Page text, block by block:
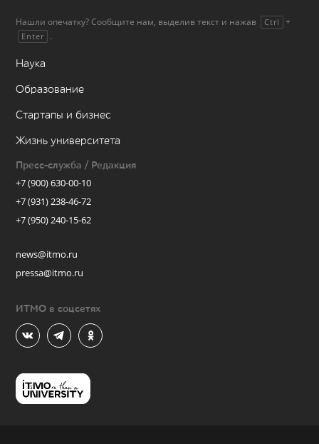
Нашли опечатку? Сообщите нам, выделив текст и нажав Ctrl +
Enter .
Наука
Образование
Стартапы и бизнес
Жизнь университета
Пресс-служба / Редакция
+7 (900) 630-00-10
+7 (931) 238-46-72
+7 (950) 240-15-62
news@itmo.ru
pressa@itmo.ru
ИТМО в соцсетях